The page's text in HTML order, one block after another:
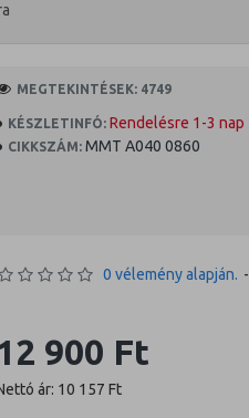
KÉSZLETINFÓ: Rendelésre 1-3 nap
CIKKSZÁM: MMT A040 0860
MEGTEKINTÉSEK: 4749
0 vélemény alapján. -
900 Ft
ár: 10 157 Ft